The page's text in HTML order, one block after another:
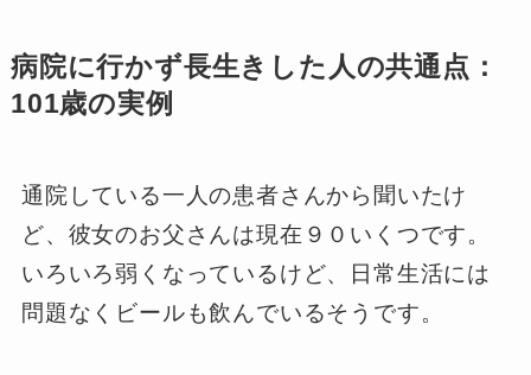
病院に行かず長生きした人の共通点：
101歳の実例
通院している一人の患者さんから聞いたけ
ど、彼女のお父さんは現在９０いくつです。
いろいろ弱くなっているけど、日常生活には
問題なくビールも飲んでいるそうです。